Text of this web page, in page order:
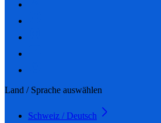
Land / Sprache auswählen
Schweiz / Deutsch